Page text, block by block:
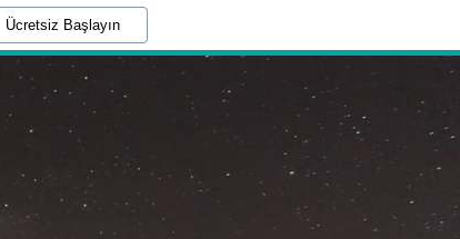
Ücretsiz Başlayın